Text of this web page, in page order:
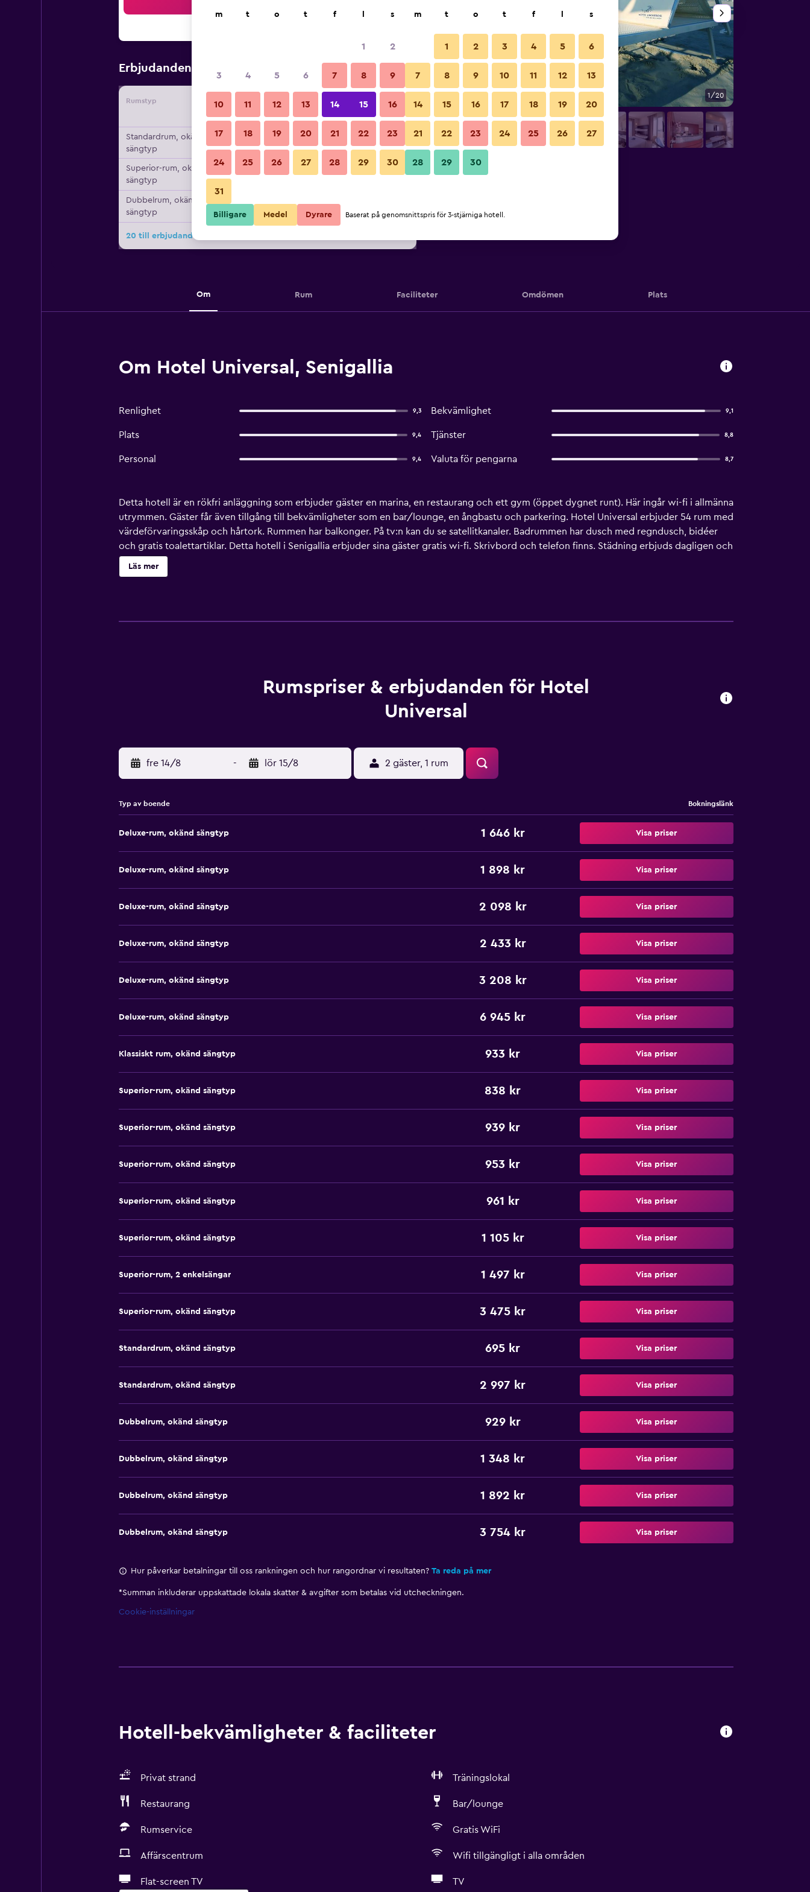
Erbjudanden från Billigaste Pris per natt
Rumstyp Leverantör
Per natt
Standardrum, okänd
sängtyp
695 kr Visa erbjudande
Superior-rum, okänd
sängtyp
838 kr Visa erbjudande
Dubbelrum, okänd
sängtyp
929 kr
20 till erbjudanden för Hotel Universal
Strand 1/20
Bilder från Hotel Universal
Om Rum Faciliteter Omdömen Plats
Om Hotel Universal, Senigallia
Renlighet 9,3 Bekvämlighet 9,1
Plats 9,4 Tjänster 8,8
Personal 9,4 Valuta för pengarna 8,7
Detta hotell är en rökfri anläggning som erbjuder gäster en marina, en restaurang och ett gym (öppet dygnet runt). Här ingår wi-fi i allmänna
utrymmen. Gäster får även tillgång till bekvämligheter som en bar/lounge, en ångbastu och parkering. Hotel Universal erbjuder 54 rum med
värdeförvaringsskåp och hårtork. Rummen har balkonger. På tv:n kan du se satellitkanaler. Badrummen har dusch med regndusch, bidéer
och gratis toalettartiklar. Detta hotell i Senigallia erbjuder sina gäster gratis wi-fi. Skrivbord och telefon finns. Städning erbjuds dagligen och
strykjärn/strykbräda kan fås på begäran. Marina och gym finns på detta hotell. Här finns även ångbastu och fitnesscenter (öppet dygnet
runt). Fritidsaktiviteterna nedan finns antingen tillgängliga på plats eller i närheten. Avgifter kan tillkomma.
Läs mer
Rumspriser & erbjudanden för Hotel
Universal
fre 14/8 - lör 15/8 2 gäster, 1 rum
Typ av boende Bokningslänk
Deluxe-rum, okänd sängtyp 1 646 kr Visa priser
Deluxe-rum, okänd sängtyp 1 898 kr Visa priser
Deluxe-rum, okänd sängtyp 2 098 kr Visa priser
Deluxe-rum, okänd sängtyp 2 433 kr Visa priser
Deluxe-rum, okänd sängtyp 3 208 kr Visa priser
Deluxe-rum, okänd sängtyp 6 945 kr Visa priser
Klassiskt rum, okänd sängtyp 933 kr Visa priser
Superior-rum, okänd sängtyp 838 kr Visa priser
Superior-rum, okänd sängtyp 939 kr Visa priser
Superior-rum, okänd sängtyp 953 kr Visa priser
Superior-rum, okänd sängtyp 961 kr Visa priser
Superior-rum, okänd sängtyp 1 105 kr Visa priser
Superior-rum, 2 enkelsängar 1 497 kr Visa priser
Superior-rum, okänd sängtyp 3 475 kr Visa priser
Standardrum, okänd sängtyp 695 kr Visa priser
Standardrum, okänd sängtyp 2 997 kr Visa priser
Dubbelrum, okänd sängtyp 929 kr Visa priser
Dubbelrum, okänd sängtyp 1 348 kr Visa priser
Dubbelrum, okänd sängtyp 1 892 kr Visa priser
Dubbelrum, okänd sängtyp 3 754 kr Visa priser
Hur påverkar betalningar till oss rankningen och hur rangordnar vi resultaten? Ta reda på mer
*Summan inkluderar uppskattade lokala skatter & avgifter som betalas vid utcheckningen.
Cookie-inställningar
Hotell-bekvämligheter & faciliteter
Privat strand Träningslokal
Restaurang Bar/lounge
Rumservice Gratis WiFi
Affärscentrum Wifi tillgängligt i alla områden
Flat-screen TV TV
m t o t f s
1 2
3 4 5 6 7 8 9
10 11 12 13 14 15 16
17 18 19 20 21 22 23
24 25 26 27 28 29 30
31
m t o t f s
1 2 3 4 5 6
7 8 9 10 11 12 13
14 15 16 17 18 19 20
21 22 23 24 25 26 27
28 29 30
Billigare Medel Dyrare Baserat på genomsnittspris för 3-stjärniga hotell.